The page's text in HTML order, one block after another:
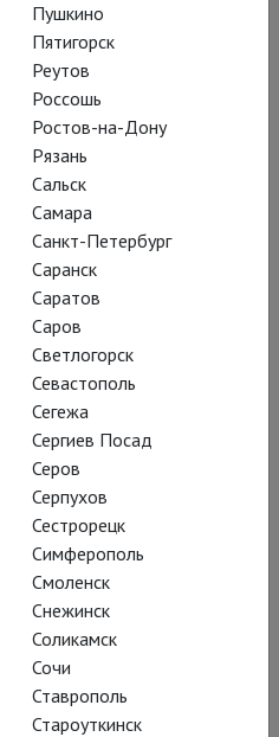
французских
европейских и
в своих спектаклях
костюмам, а иногда и
проектов – «Золушка»
опере Нидерландов,
в Опера-Комик,
в Лионской опере,
Мадрида, «Кандид» Л.
«Лючия ди Ламмермур» в
государственной опере.
Пушкино
Пятигорск
Реутов
Россошь
Ростов-на-Дону
Рязань
Сальск
Самара
Санкт-Петербург
Саранск
Саратов
Саров
Светлогорск
Севастополь
Сегежа
Сергиев Посад
Серов
Серпухов
Сестрорецк
Симферополь
Смоленск
Снежинск
Соликамск
Сочи
Ставрополь
Староуткинск